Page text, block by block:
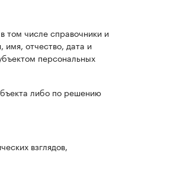
том числе справочники и
имя, отчество, дата и
персональных
либо по решению
взглядов,